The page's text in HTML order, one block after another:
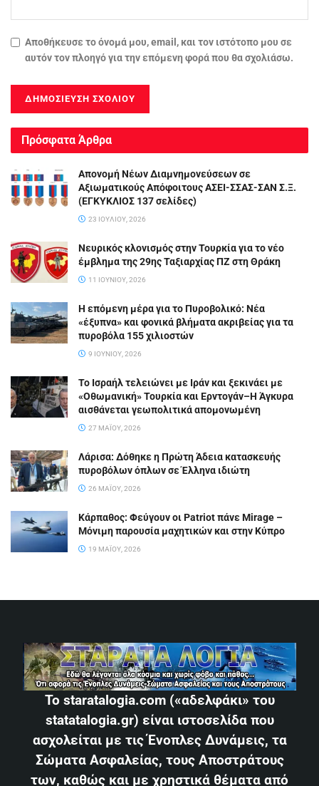
Αποθήκευσε το όνομά μου, email, και τον ιστότοπο μου σε
αυτόν τον πλοηγό για την επόμενη φορά που θα σχολιάσω.
Πρόσφατα Άρθρα
Απονομή Νέων Διαμνημονεύσεων σε
Αξιωματικούς Απόφοιτους ΑΣΕΙ-ΣΣΑΣ-ΣΑΝ Σ.Ξ.
(ΕΓΚΥΚΛΙΟΣ 137 σελίδες)
23 ΙΟΥΛΊΟΥ, 2026
Νευρικός κλονισμός στην Τουρκία για το νέο
έμβλημα της 29ης Ταξιαρχίας ΠΖ στη Θράκη
11 ΙΟΥΝΊΟΥ, 2026
Η επόμενη μέρα για το Πυροβολικό: Νέα
«έξυπνα» και φονικά βλήματα ακριβείας για τα
πυροβόλα 155 χιλιοστών
9 ΙΟΥΝΊΟΥ, 2026
Το Ισραήλ τελειώνει με Ιράν και ξεκινάει με
«Οθωμανική» Τουρκία και Ερντογάν–Η Άγκυρα
αισθάνεται γεωπολιτικά απομονωμένη
27 ΜΑΪ́ΟΥ, 2026
Λάρισα: Δόθηκε η Πρώτη Άδεια κατασκευής
πυροβόλων όπλων σε Έλληνα ιδιώτη
26 ΜΑΪ́ΟΥ, 2026
Κάρπαθος: Φεύγουν οι Patriot πάνε Mirage –
Μόνιμη παρουσία μαχητικών και στην Κύπρο
19 ΜΑΪ́ΟΥ, 2026
Το staratalogia.com («αδελφάκι» του
statatalogia.gr) είναι ιστοσελίδα που
ασχολείται με τις Ένοπλες Δυνάμεις, τα
Σώματα Ασφαλείας, τους Αποστράτους
των, καθώς και με χρηστικά θέματα από